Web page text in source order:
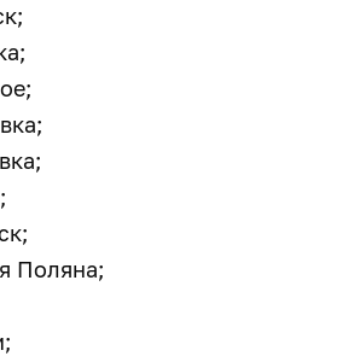
Поляна;